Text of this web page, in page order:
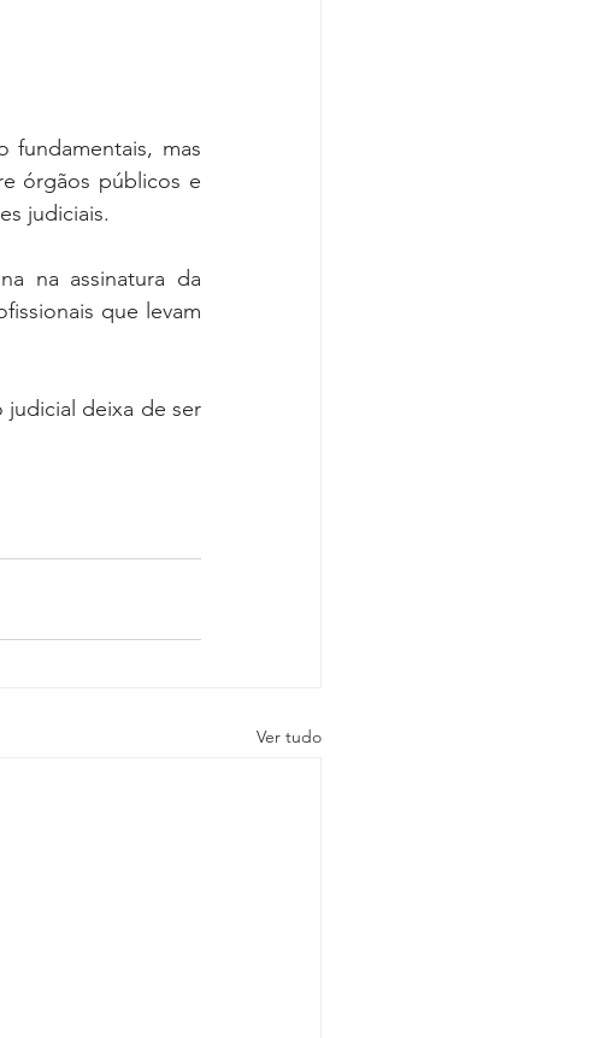
fundamentais, mas
órgãos públicos e
judiciais.
na assinatura da
que levam
judicial deixa de ser
Ver tudo